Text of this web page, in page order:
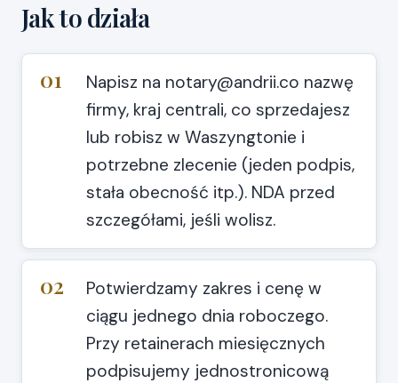
Jak to działa
01
Napisz na notary@andrii.co nazwę
firmy, kraj centrali, co sprzedajesz
lub robisz w Waszyngtonie i
potrzebne zlecenie (jeden podpis,
stała obecność itp.). NDA przed
szczegółami, jeśli wolisz.
02
Potwierdzamy zakres i cenę w
ciągu jednego dnia roboczego.
Przy retainerach miesięcznych
podpisujemy jednostronicową